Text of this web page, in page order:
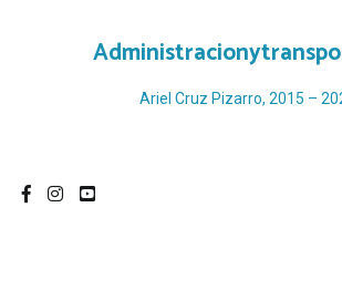
Ariel Cruz Pizarro, 2015 –